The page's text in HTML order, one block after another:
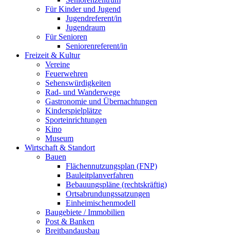
Für Kinder und Jugend
Jugendreferent/in
Jugendraum
Für Senioren
Seniorenreferent/in
Freizeit & Kultur
Vereine
Feuerwehren
Sehenswürdigkeiten
Rad- und Wanderwege
Gastronomie und Übernachtungen
Kinderspielplätze
Sporteinrichtungen
Kino
Museum
Wirtschaft & Standort
Bauen
Flächennutzungsplan (FNP)
Bauleitplanverfahren
Bebauungspläne (rechtskräftig)
Ortsabrundungssatzungen
Einheimischenmodell
Baugebiete / Immobilien
Post & Banken
Breitbandausbau